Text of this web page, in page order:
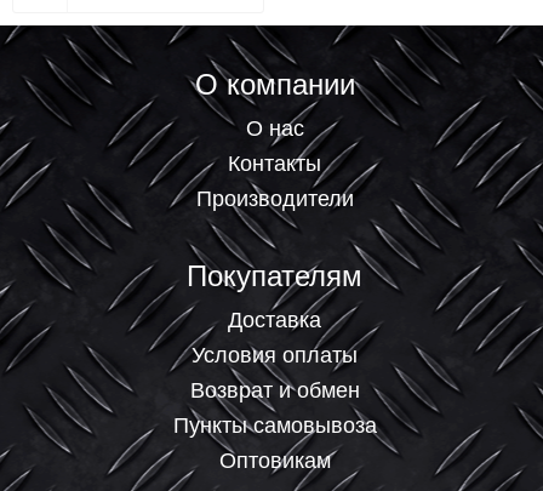
О компании
О нас
Контакты
Производители
Покупателям
Доставка
Условия оплаты
Возврат и обмен
Пункты самовывоза
Оптовикам